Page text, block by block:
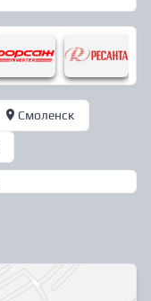
Смоленск